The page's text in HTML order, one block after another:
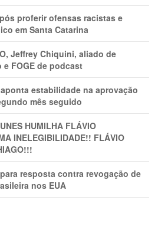
proferir ofensas racistas e
em Santa Catarina
Jeffrey Chiquini, aliado de
FOGE de podcast
estabilidade na aprovação
mês seguido
HUMlLHA FLÁVIO
INELEGIBILIDADE!! FLÁVIO
resposta contra revogação de
nos EUA